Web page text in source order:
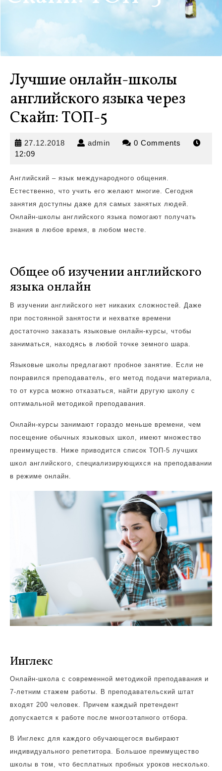
Лучшие онлайн-школы
английского языка через
Скайп: ТОП-5
27.12.2018 27.12.2018
admin admin 0 Comments
12:09
Английский – язык международного общения.
Естественно, что учить его желают многие. Сегодня
занятия доступны даже для самых занятых людей.
Онлайн-школы английского языка помогают получать
знания в любое время, в любом месте.
Общее об изучении английского
языка онлайн
В изучении английского нет никаких сложностей. Даже
при постоянной занятости и нехватке времени
достаточно заказать языковые онлайн-курсы, чтобы
заниматься, находясь в любой точке земного шара.
Языковые школы предлагают пробное занятие. Если не
понравился преподаватель, его метод подачи материала,
то от курса можно отказаться, найти другую школу с
оптимальной методикой преподавания.
Онлайн-курсы занимают гораздо меньше времени, чем
посещение обычных языковых школ, имеют множество
преимуществ. Ниже приводится список ТОП-5 лучших
школ английского, специализирующихся на преподавании
в режиме онлайн.
Инглекс
Онлайн-школа с современной методикой преподавания и
7-летним стажем работы. В преподавательский штат
входят 200 человек. Причем каждый претендент
допускается к работе после многоэтапного отбора.
В Инглекс для каждого обучающегося выбирают
индивидуального репетитора. Большое преимущество
школы в том, что бесплатных пробных уроков несколько.